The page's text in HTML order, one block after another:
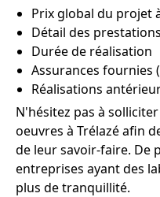
Prix global du projet
Détail des prestations
Durée de réalisation
Assurances fournies
Réalisations
N'hésitez pas à
oeuvres à Trélazé afin
de leur savoir-faire. De
entreprises ayant des
plus de tranquillité.